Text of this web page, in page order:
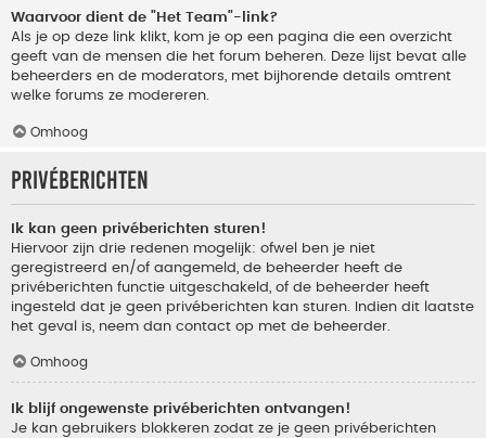
Waarvoor dient de "Het Team"-link?
Als je op deze link klikt, kom je op een pagina die een overzicht
geeft van de mensen die het forum beheren. Deze lijst bevat alle
beheerders en de moderators, met bijhorende details omtrent
welke forums ze modereren.
Omhoog
Privéberichten
Ik kan geen privéberichten sturen!
Hiervoor zijn drie redenen mogelijk: ofwel ben je niet
geregistreerd en/of aangemeld, de beheerder heeft de
privéberichten functie uitgeschakeld, of de beheerder heeft
ingesteld dat je geen privéberichten kan sturen. Indien dit laatste
het geval is, neem dan contact op met de beheerder.
Omhoog
Ik blijf ongewenste privéberichten ontvangen!
Je kan gebruikers blokkeren zodat ze je geen privéberichten